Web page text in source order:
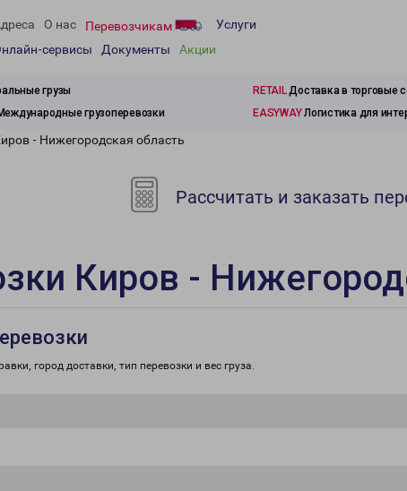
О нас Перевозчикам
Услуги
сервисы
Документы Акции
грузы RETAILДоставка в торговые
грузоперевозки EASYWAYЛогистика для
- Нижегородская область
Рассчитать и заказать
Киров -
город доставки, тип перевозки и вес груза.